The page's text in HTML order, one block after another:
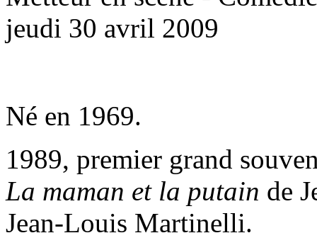
jeudi 30 avril 2009
Né en 1969.
1989, premier grand
La maman et la putain de
Jean-Louis Martinelli.